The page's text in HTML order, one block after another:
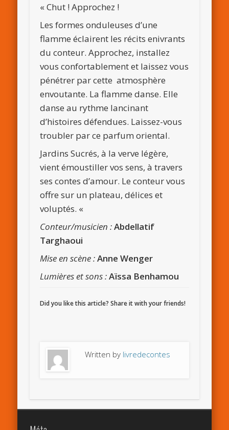
« Chut ! Approchez !
Les formes onduleuses d’une
flamme éclairent les récits enivrants
du conteur. Approchez, installez
vous confortablement et laissez vous
pénétrer par cette atmosphère
envoutante. La flamme danse. Elle
danse au rythme lancinant
d’histoires défendues. Laissez-vous
troubler par ce parfum oriental.
Jardins Sucrés, à la verve légère,
vient émoustiller vos sens, à travers
ses contes d’amour. Le conteur vous
offre sur un plateau, délices et
voluptés. «
Conteur/musicien :Abdellatif
Targhaoui
Mise en scène :Anne Wenger
Lumières et sons :Aïssa Benhamou
Did you like this article? Share it with your friends!
Written by livredecontes